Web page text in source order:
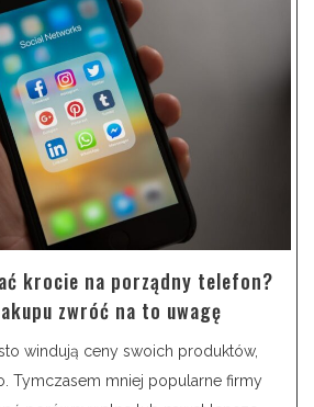
krocie na porządny telefon?
zwróć na to uwagę
windują ceny swoich produktów,
Tymczasem mniej popularne firmy